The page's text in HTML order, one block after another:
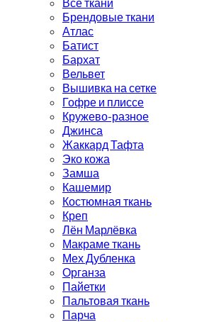
Брендовые ткани
Атлас
Батист
Бархат
Вельвет
Вышивка на сетке
Гофре и плиссе
Кружево-разное
Джинса
Жаккард Тафта
Эко кожа
Замша
Кашемир
Костюмная ткань
Креп
Лён Марлёвка
Макраме ткань
Мех Дубленка
Органза
Пайетки
Пальтовая ткань
Парча